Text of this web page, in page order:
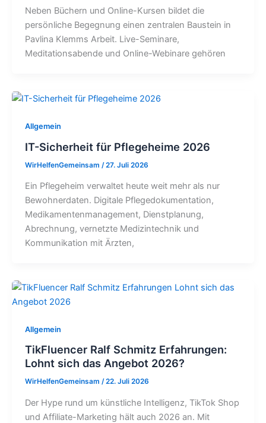
Neben Büchern und Online-Kursen bildet die
persönliche Begegnung einen zentralen Baustein in
Pavlina Klemms Arbeit. Live-Seminare,
Meditationsabende und Online-Webinare gehören
Allgemein
IT-Sicherheit für Pflegeheime 2026
WirHelfenGemeinsam /27. Juli 2026
Ein Pflegeheim verwaltet heute weit mehr als nur
Bewohnerdaten. Digitale Pflegedokumentation,
Medikamentenmanagement, Dienstplanung,
Abrechnung, vernetzte Medizintechnik und
Kommunikation mit Ärzten,
Allgemein
TikFluencer Ralf Schmitz Erfahrungen:
Lohnt sich das Angebot 2026?
WirHelfenGemeinsam /22. Juli 2026
Der Hype rund um künstliche Intelligenz, TikTok Shop
und Affiliate-Marketing hält auch 2026 an. Mit